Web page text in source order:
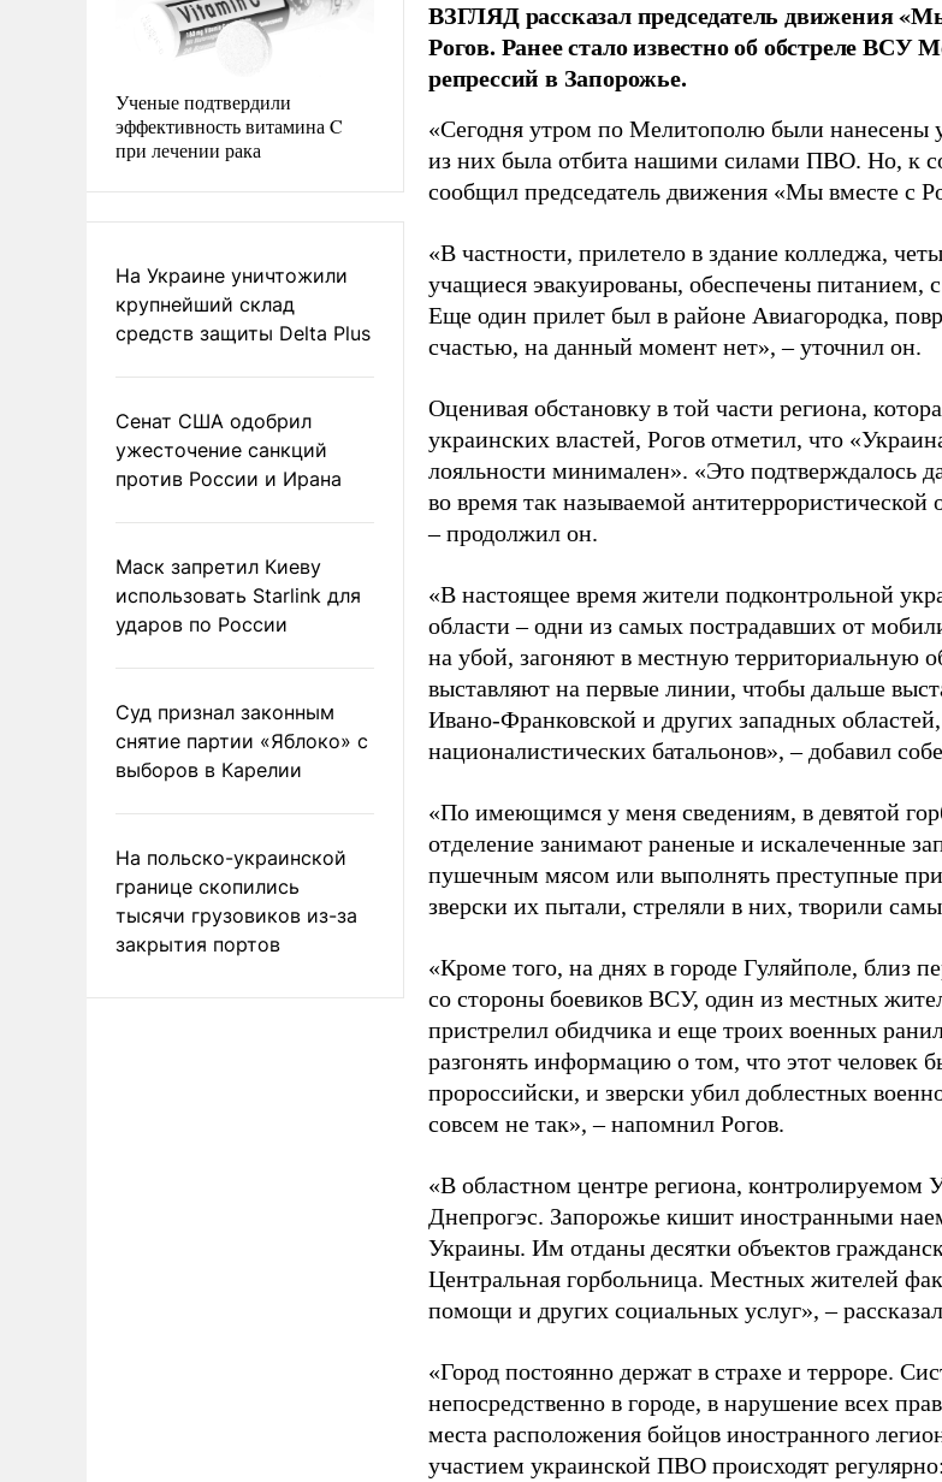
Ученые подтвердили
эффективность витамина C
при лечении рака
На Украине уничтожили
крупнейший склад
средств защиты Delta Plus
Сенат США одобрил
ужесточение санкций
против России и Ирана
Маск запретил Киеву
использовать Starlink для
ударов по России
Суд признал законным
снятие партии «Яблоко» с
выборов в Карелии
На польско-украинской
границе скопились
тысячи грузовиков из-за
закрытия портов
ВЗГЛЯД рассказал председатель движения
Рогов. Ранее стало известно об обстреле ВСУ
репрессий в Запорожье.
«Сегодня утром по Мелитополю были нанесены
из них была отбита нашими силами ПВО. Но, к
сообщил председатель движения «Мы вместе с
«В частности, прилетело в здание колледжа,
учащиеся эвакуированы, обеспечены питанием,
Еще один прилет был в районе Авиагородка,
счастью, на данный момент нет», – уточнил он.
Оценивая обстановку в той части региона,
украинских властей, Рогов отметил, что
лояльности минимален». «Это подтверждалось
во время так называемой
– продолжил он.
«В настоящее время жители подконтрольной
области – одни из самых пострадавших от
на убой, загоняют в местную территориальную
выставляют на первые линии, чтобы дальше
Ивано-Франковской и других западных
националистических батальонов», – добавил
«По имеющимся у меня сведениям, в девятой
отделение занимают раненые и искалеченные
пушечным мясом или выполнять преступные
зверски их пытали, стреляли в них, творили
«Кроме того, на днях в городе Гуляйполе, близ
со стороны боевиков ВСУ, один из местных
пристрелил обидчика и еще троих военных
разгонять информацию о том, что этот человек
пророссийски, и зверски убил доблестных
совсем не так», – напомнил Рогов.
«В областном центре региона,
Днепрогэс. Запорожье кишит иностранными
Украины. Им отданы десятки объектов
Центральная горбольница. Местных жителей
помощи и других социальных услуг», –
«Город постоянно держат в страхе и терроре.
непосредственно в городе, в нарушение всех
места расположения бойцов иностранного
участием украинской ПВО происходят